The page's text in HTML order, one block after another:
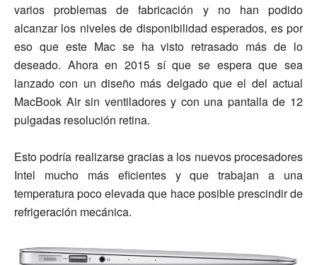
varios problemas de fabricación y no han podido
alcanzar los niveles de disponibilidad esperados, es por
eso que este Mac se ha visto retrasado más de lo
deseado. Ahora en 2015 sí que se espera que sea
lanzado con un diseño más delgado que el del actual
MacBook Air sin ventiladores y con una pantalla de 12
pulgadas resolución retina.
Esto podría realizarse gracias a los nuevos procesadores
Intel mucho más eficientes y que trabajan a una
temperatura poco elevada que hace posible prescindir de
refrigeración mecánica.